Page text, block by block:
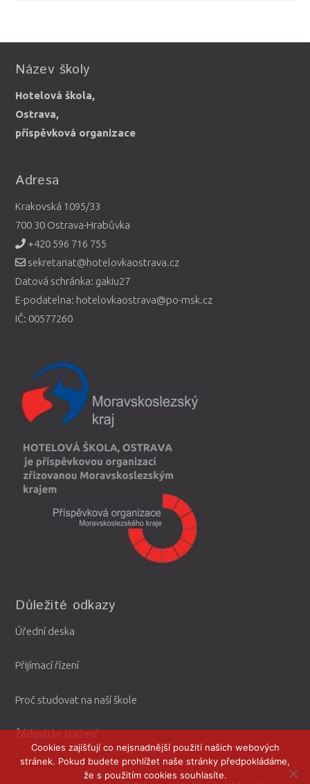
Název školy
Hotelová škola,
Ostrava,
příspěvková organizace
Adresa
Krakovská 1095/33
700 30 Ostrava-Hrabůvka
+420 596 716 755
sekretariat@hotelovkaostrava.cz
Datová schránka: gakiu27
E-podatelna: hotelovkaostrava@po-msk.cz
IČ: 00577260
Důležité odkazy
Úřední deska
Přijímací řízení
Proč studovat na naší škole
Žádosti ke stažení
Cookies zajišťují co nejsnadnější použití našich webových
stránek. Pokud budete prohlížet naše stránky předpokládáme,
že s použitím cookies souhlasíte.